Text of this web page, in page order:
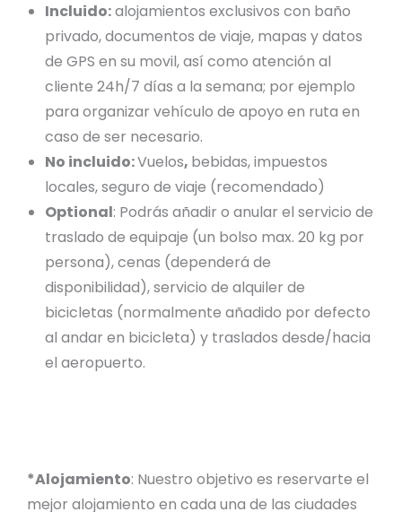
Incluido:alojamientos exclusivos con baño
privado, documentos de viaje, mapas y datos
de GPS en su movil, así como atención al
cliente 24h/7 días a la semana; por ejemplo
para organizar vehículo de apoyo en ruta en
caso de ser necesario.
No incluido:Vuelos, bebidas, impuestos
locales, seguro de viaje (recomendado)
Optional: Podrás añadir o anular el servicio de
traslado de equipaje (un bolso max. 20 kg por
persona), cenas (dependerá de
disponibilidad), servicio de alquiler de
bicicletas (normalmente añadido por defecto
al andar en bicicleta) y traslados desde/hacia
el aeropuerto.
*Alojamiento: Nuestro objetivo es reservarte el
mejor alojamiento en cada una de las ciudades